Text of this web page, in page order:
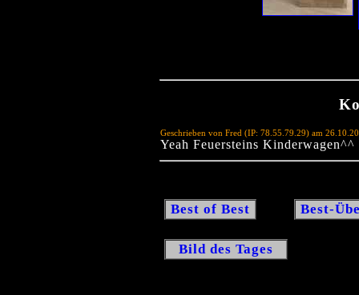
Geschrieben von Fred (IP: 78.55.79.29) am
Yeah Feuersteins Kinderwagen^^
Best of Best Best-
Bild des Tages